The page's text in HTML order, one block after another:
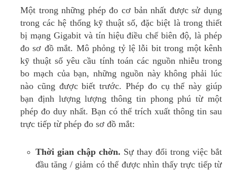
Một trong những phép đo cơ bản nhất được sử dụng
trong các hệ thống kỹ thuật số, đặc biệt là trong thiết
bị mạng Gigabit và tín hiệu điều chế biên độ, là phép
đo sơ đồ mắt. Mô phỏng tỷ lệ lỗi bit trong một kênh
kỹ thuật số yêu cầu tính toán các nguồn nhiễu trong
bo mạch của bạn, những nguồn này không phải lúc
nào cũng được biết trước. Phép đo cụ thể này giúp
bạn định lượng lượng thông tin phong phú từ một
phép đo duy nhất. Bạn có thể trích xuất thông tin sau
trực tiếp từ phép đo sơ đồ mắt:
Thời gian chập chờn. Sự thay đổi trong việc bắt
đầu tăng / giảm có thể được nhìn thấy trực tiếp từ